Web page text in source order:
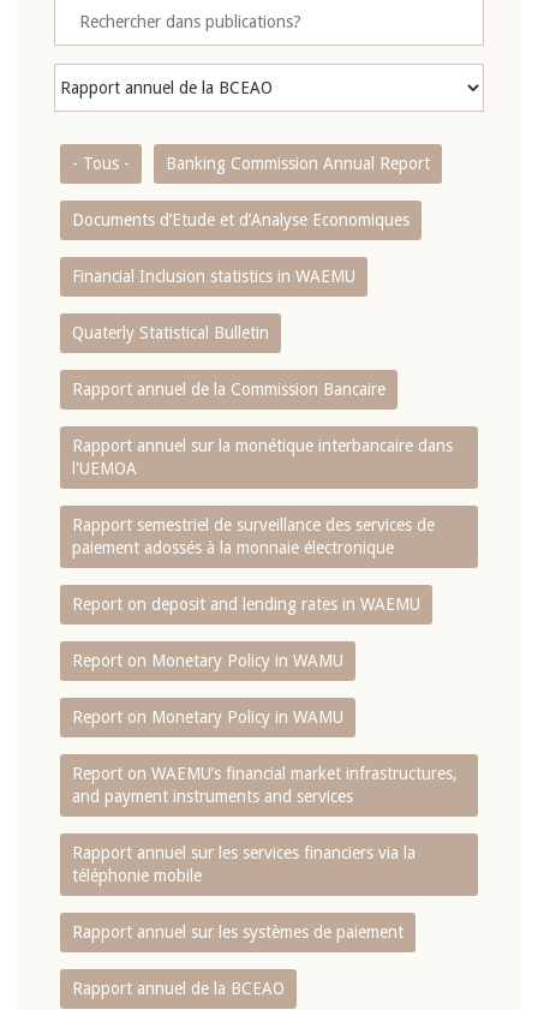
- Tous - Banking Commission Annual Report
Documents d’Etude et d’Analyse Economiques
Financial Inclusion statistics in WAEMU
Quaterly Statistical Bulletin
Rapport annuel de la Commission Bancaire
Rapport annuel sur la monétique interbancaire dans
l'UEMOA
Rapport semestriel de surveillance des services de
paiement adossés à la monnaie électronique
Report on deposit and lending rates in WAEMU
Report on Monetary Policy in WAMU
Report on Monetary Policy in WAMU
Report on WAEMU’s financial market infrastructures,
and payment instruments and services
Rapport annuel sur les services financiers via la
téléphonie mobile
Rapport annuel sur les systèmes de paiement
Rapport annuel de la BCEAO